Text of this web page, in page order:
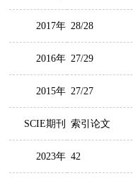
2017年 28/28
2016年 27/29
2015年 27/27
SCIE期刊 索引论文
2023年 42